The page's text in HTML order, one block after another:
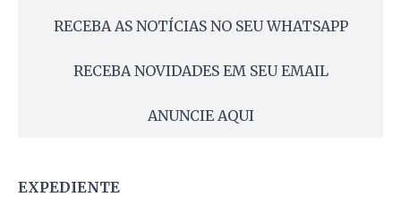
RECEBA AS NOTÍCIAS NO SEU WHATSAPP
RECEBA NOVIDADES EM SEU EMAIL
ANUNCIE AQUI
EXPEDIENTE